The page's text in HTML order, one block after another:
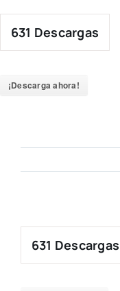
content
631 Descargas
¡Descarga ahora!
631 Descargas